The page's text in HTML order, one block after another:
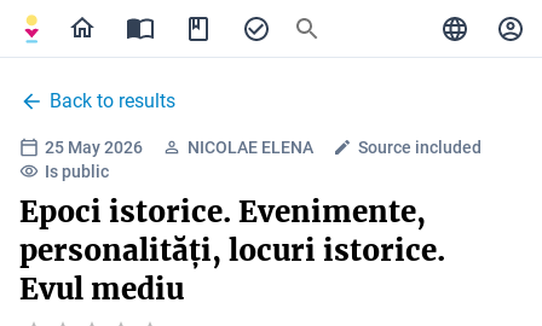
Back to results
25 May 2026 NICOLAE ELENA
Source included
Is public
Epoci istorice. Evenimente,
personalități, locuri istorice.
Evul mediu